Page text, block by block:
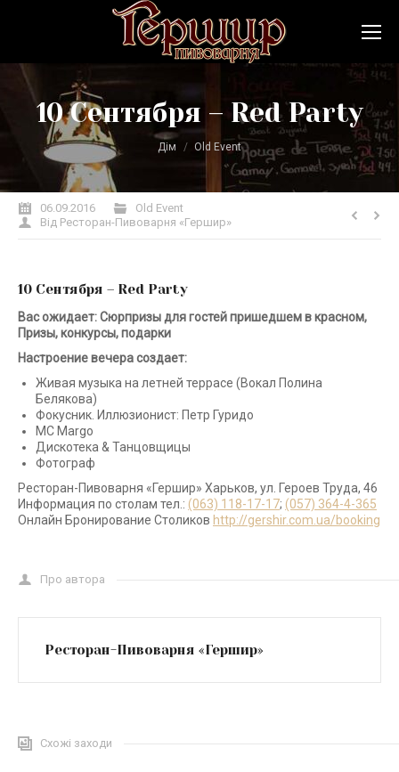
10 Сентября – Red Party
Ви тут: Дім Old Event
06.09.2016
Old Event
Від Ресторан-Пивоварня «Гершир»
10 Сентября – Red Party
Вас ожидает: Сюрпризы для гостей пришедшем в красном,
Призы, конкурсы, подарки
Настроение вечера создает:
Живая музыка на летней террасе (Вокал Полина
Белякова)
Фокусник. Иллюзионист: Петр Гуридо
MC Margo
Дискотека & Танцовщицы
Фотограф
Ресторан-Пивоварня «Гершир» Харьков, ул. Героев Труда, 46
Информация по столам тел.: (063) 118-17-17; (057) 364-4-365
Онлайн Бронирование Столиков http://gershir.com.ua/booking
Про автора
Ресторан-Пивоварня «Гершир»
Схожі заходи